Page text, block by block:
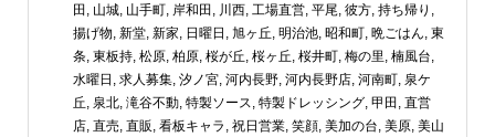
田 , 山城, 山手町, 岸和田 , 川西, 工場直営, 平尾, 彼方, 持ち帰り ,
揚げ物, 新堂, 新家, 日曜日 , 旭ヶ丘, 明治池, 昭和町, 晩ごはん, 東
条, 東板持, 松原, 柏原, 桜が丘, 桜ヶ丘, 桜井町, 梅の里, 楠風台,
水曜日 , 求人募集, 汐ノ宮, 河内長野, 河内長野店, 河南町, 泉ケ
丘, 泉北, 滝谷不動, 特製ソース, 特製ドレッシング, 甲田 , 直営
店, 直売, 直販 , 看板キャラ , 祝日営業, 笑顔, 美加の台, 美原, 美山